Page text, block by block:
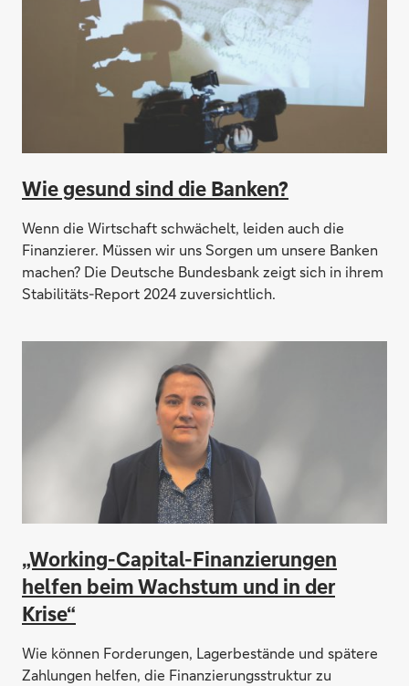
Wie gesund sind die Banken?
Wenn die Wirtschaft schwächelt, leiden auch die
Finanzierer. Müssen wir uns Sorgen um unsere Banken
machen? Die Deutsche Bundesbank zeigt sich in ihrem
Stabilitäts-Report 2024 zuversichtlich.
„Working-Capital-Finanzierungen
helfen beim Wachstum und in der
Krise“
Wie können Forderungen, Lagerbestände und spätere
Zahlungen helfen, die Finanzierungsstruktur zu